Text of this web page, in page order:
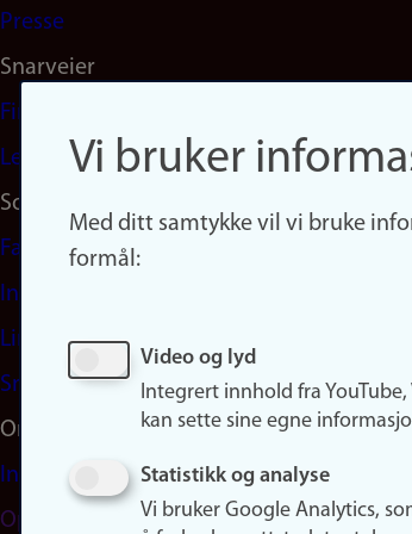
Presse
Snarveier
Finn studier
Ledige stillinger
Sosiale medier
Facebook
Instagram
LinkedIn
Snapchat
Om nettstedet
Informasjonskapsler
Oppdater samtykke
Vi bruker
Med ditt samtykke vil vi bruke
formål:
Video og lyd
Integrert innhold fra
kan sette sine egne
Statistikk og analyse
Vi bruker Google Analytics,